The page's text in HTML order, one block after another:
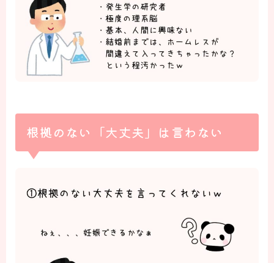
根拠のない「大丈夫」は言わない